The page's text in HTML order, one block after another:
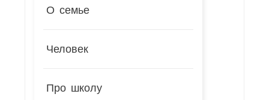
О семье
Человек
Про школу